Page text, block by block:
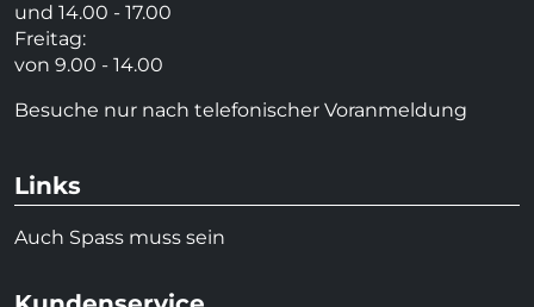
und 14.00 - 17.00
Freitag:
von 9.00 - 14.00
Besuche nur nach telefonischer Voranmeldung
Links
Auch Spass muss sein